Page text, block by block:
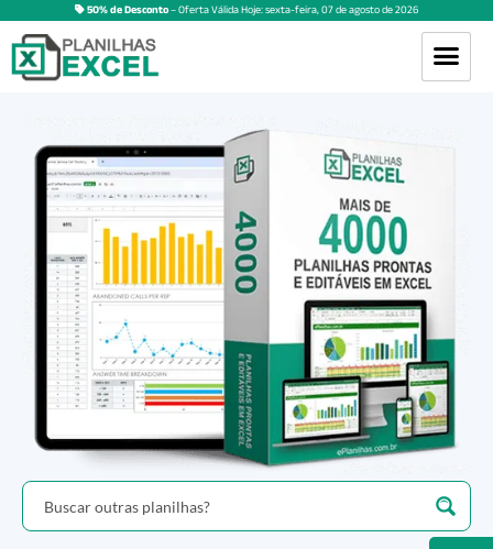
50% de Desconto– Oferta Válida Hoje:sexta-feira,07deagostode2026